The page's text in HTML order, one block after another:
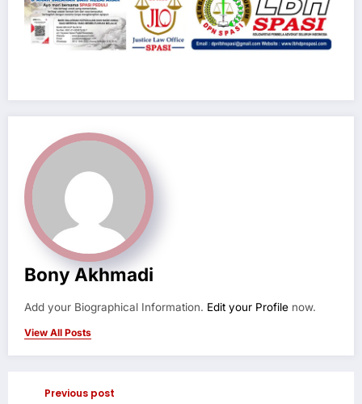
Bony Akhmadi
Add your Biographical Information. Edit your Profile now.
View All Posts
Previous post